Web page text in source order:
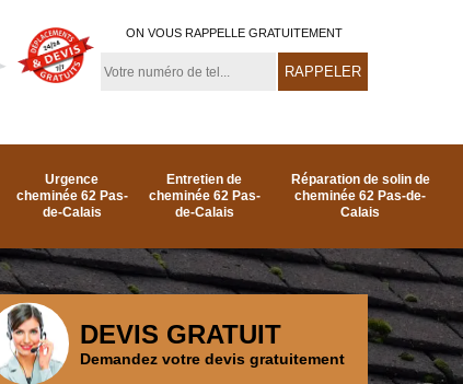
ON VOUS RAPPELLE GRATUITEMENT
Urgence
cheminée 62 Pas-
de-Calais
Entretien de
cheminée 62 Pas-
de-Calais
Réparation de solin de
cheminée 62 Pas-de-
Calais
DEVIS GRATUIT
Demandez votre devis gratuitement